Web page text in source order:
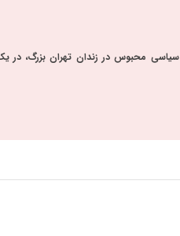
سیاسی محبوس در زندان تهران بزرگ،